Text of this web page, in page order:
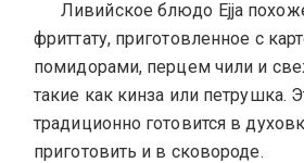
Ливийское блюдо Ejja
фриттату, приготовленное с
помидорами, перцем чили и
такие как кинза или петрушка.
традиционно готовится в
приготовить и в сковороде.